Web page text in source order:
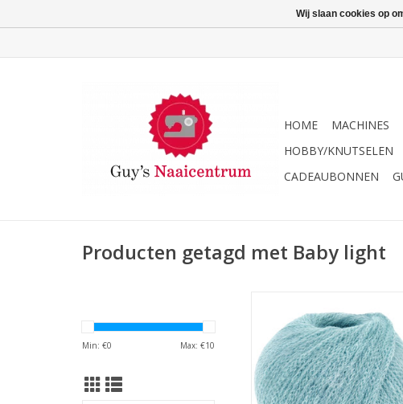
HOME MACHINES
HOBBY/KNUTSELEN
CADEAUBONNEN
Producten getagd met Baby light
Min: €0 Max: €10
TOEVOEGEN AAN WINKELWAGEN
Wij slaan cookies op